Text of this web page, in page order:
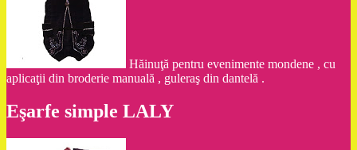
Hăinuţă pentru evenimente mondene , cu
aplicaţii din broderie manuală , guleraş din dantelă .
Eşarfe simple LALY